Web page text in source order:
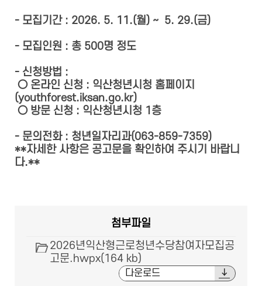
- 모집기간 : 2026. 5. 11.(월) ~ 5. 29.(금)
- 모집인원 : 총 500명 정도
- 신청방법 :
○ 온라인 신청 : 익산청년시청 홈페이지
(youthforest.iksan.go.kr)
○ 방문 신청 : 익산청년시청 1층
- 문의전화 : 청년일자리과(063-859-7359)
**자세한 사항은 공고문을 확인하여 주시기 바랍니
다.**
첨부파일
2026년익산형근로청년수당참여자모집공
고문.hwpx(164 kb)
다운로드